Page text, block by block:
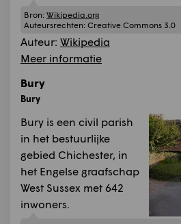
Bron: Wikipedia.org
Auteursrechten: Creative Commons 3.0
Auteur: Wikipedia
Meer informatie
Bury
Bury
Bury is een civil parish
in het bestuurlijke
gebied Chichester, in
het Engelse graafschap
West Sussex met 642
inwoners.